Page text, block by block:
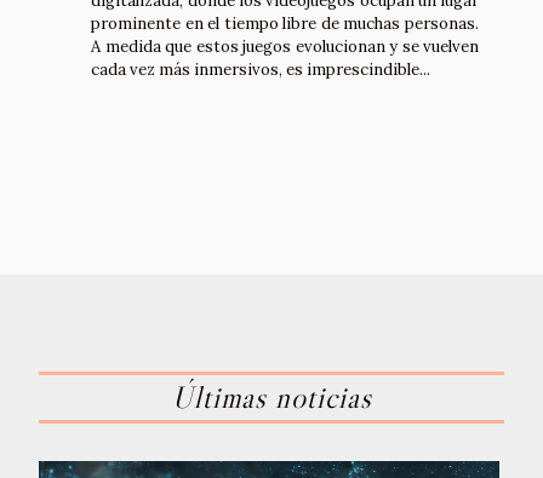
prominente en el tiempo libre de muchas personas.
A medida que estos juegos evolucionan y se vuelven
cada vez más inmersivos, es imprescindible...
Últimas noticias